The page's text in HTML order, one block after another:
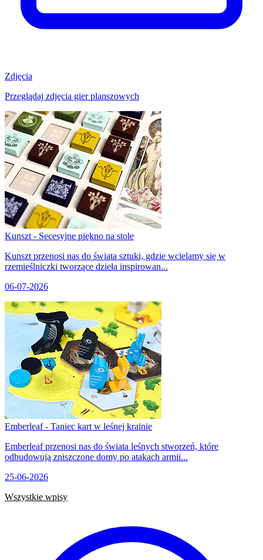
Zdjęcia
Przeglądaj zdjęcia gier planszowych
Kunszt - Secesyjne piękno na stole
Kunszt przenosi nas do świata sztuki, gdzie wcielamy się w
rzemieślniczki tworzące dzieła inspirowan...
06-07-2026
Emberleaf - Taniec kart w leśnej krainie
Emberleaf przenosi nas do świata leśnych stworzeń, które
odbudowują zniszczone domy po atakach armii...
25-06-2026
Wszystkie wpisy